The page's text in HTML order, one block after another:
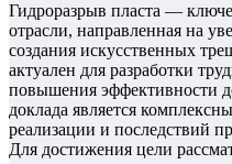
Гидроразрыв пласта —
отрасли, направленная на
создания искусственных
актуален для разработки
повышения эффективности
доклада является
реализации и последствий
Для достижения цели